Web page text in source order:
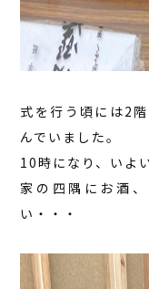
式を行う頃には2
んでいました。
10時になり、いよ
家の四隅にお酒
い・・・